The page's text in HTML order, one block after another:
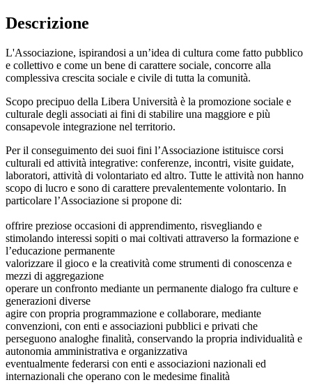
Descrizione
L'Associazione, ispirandosi a un’idea di cultura come fatto pubblico
e collettivo e come un bene di carattere sociale, concorre alla
complessiva crescita sociale e civile di tutta la comunità.
Scopo precipuo della Libera Università è la promozione sociale e
culturale degli associati ai fini di stabilire una maggiore e più
consapevole integrazione nel territorio.
Per il conseguimento dei suoi fini l’Associazione istituisce corsi
culturali ed attività integrative: conferenze, incontri, visite guidate,
laboratori, attività di volontariato ed altro. Tutte le attività non hanno
scopo di lucro e sono di carattere prevalentemente volontario. In
particolare l’Associazione si propone di:
offrire preziose occasioni di apprendimento, risvegliando e
stimolando interessi sopiti o mai coltivati attraverso la formazione e
l’educazione permanente
valorizzare il gioco e la creatività come strumenti di conoscenza e
mezzi di aggregazione
operare un confronto mediante un permanente dialogo fra culture e
generazioni diverse
agire con propria programmazione e collaborare, mediante
convenzioni, con enti e associazioni pubblici e privati che
perseguono analoghe finalità, conservando la propria individualità e
autonomia amministrativa e organizzativa
eventualmente federarsi con enti e associazioni nazionali ed
internazionali che operano con le medesime finalità